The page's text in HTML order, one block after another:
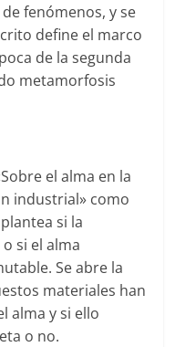
fenómenos, y se
define el marco
de la segunda
metamorfosis
el alma en la
industrial» como
si la
si el alma
Se abre la
materiales han
alma y si ello
o no.